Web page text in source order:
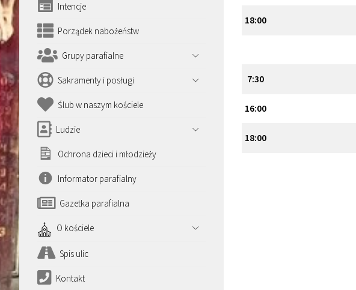
18:00
7:30
16:00
18:00
Intencje
Porządek nabożeństw
Grupy parafialne
Sakramenty i posługi
Ślub w naszym kościele
Ludzie
Ochrona dzieci i młodzieży
Informator parafialny
Gazetka parafialna
O kościele
Spis ulic
Kontakt